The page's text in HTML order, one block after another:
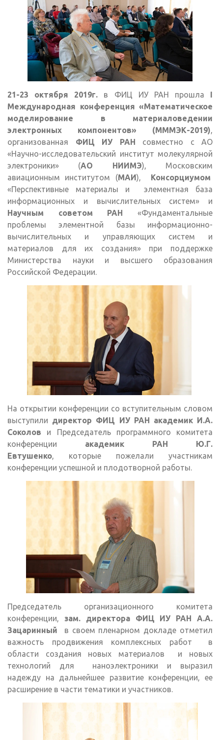
21-23 октября 2019г. в ФИЦ ИУ РАН прошла I
Международная конференция «Математическое
моделирование в материаловедении
электронных компонентов» (МММЭК-2019),
организованная ФИЦ ИУ РАН совместно с АО
«Научно-исследовательский институт молекулярной
электроники» (АО НИИМЭ), Московским
авиационным институтом (МАИ), Консорциумом
«Перспективные материалы и элементная база
информационных и вычислительных систем» и
Научным советом РАН «Фундаментальные
проблемы элементной базы информационно-
вычислительных и управляющих систем и
материалов для их создания» при поддержке
Министерства науки и высшего образования
Российской Федерации.
На открытии конференции со вступительным словом
выступили директор ФИЦ ИУ РАН академик И.А.
Соколов и Председатель программного комитета
конференции академик РАН Ю.Г.
Евтушенко, которые пожелали участникам
конференции успешной и плодотворной работы.
Председатель организационного комитета
конференции, зам. директора ФИЦ ИУ РАН А.А.
Зацаринный в своем пленарном докладе отметил
важность продвижения комплексных работ в
области создания новых материалов и новых
технологий для наноэлектроники и выразил
надежду на дальнейшее развитие конференции, ее
расширение в части тематики и участников.